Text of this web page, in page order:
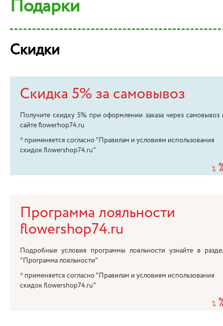
Подарки
Скидки
Скидка 5% за самовывоз
Получите скидку 5% при оформлении заказа через самовывоз
сайте flowerhop74.ru
* применяется согласно "Правилам и условиям использования
скидок flowershop74.ru"
Программа лояльности
flowershop74.ru
Подробные условия программы лояльности узнайте в
" Программа лояльности"
* применяется согласно "Правилам и условиям использования
скидок flowershop74.ru"